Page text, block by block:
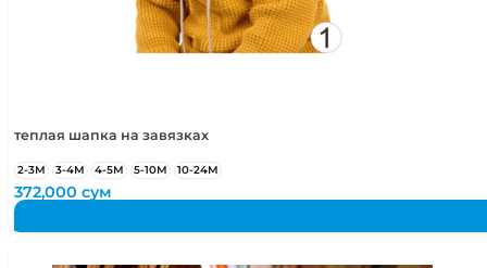
теплая шапка на завязках
2-3М 3-4М 4-5М 5-10М 10-24М
372,000сум